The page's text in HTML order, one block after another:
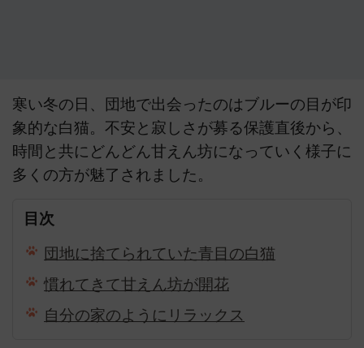
寒い冬の日、団地で出会ったのはブルーの目が印
象的な白猫。不安と寂しさが募る保護直後から、
時間と共にどんどん甘えん坊になっていく様子に
多くの方が魅了されました。
目次
団地に捨てられていた青目の白猫
慣れてきて甘えん坊が開花
自分の家のようにリラックス